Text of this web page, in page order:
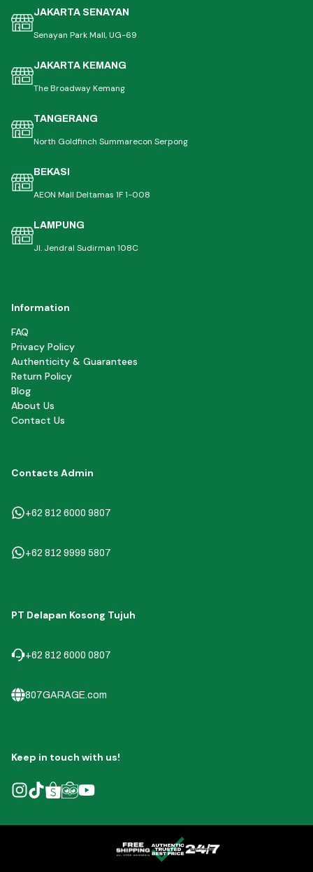
JAKARTA SENAYAN
Senayan Park Mall, UG-69
JAKARTA KEMANG
The Broadway Kemang
TANGERANG
North Goldfinch Summarecon Serpong
BEKASI
AEON Mall Deltamas 1F 1-008
LAMPUNG
Jl. Jendral Sudirman 108C
Information
FAQ
Privacy Policy
Authenticity & Guarantees
Return Policy
Blog
About Us
Contact Us
Contacts Admin
+62 812 6000 9807
+62 812 9999 5807
PT Delapan Kosong Tujuh
+62 812 6000 0807
807GARAGE.com
Keep in touch with us!